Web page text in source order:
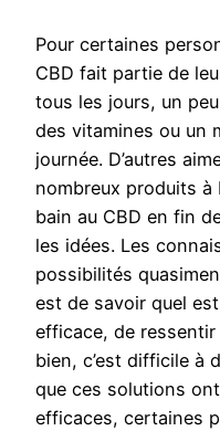
Pour certaines
CBD fait partie de
tous les jours, un
des vitamines ou un
journée. D’autres
nombreux produits à
bain au CBD en fin
les idées. Les
possibilités
est de savoir quel
efficace, de
bien, c’est difficile à
que ces solutions
efficaces, certaines